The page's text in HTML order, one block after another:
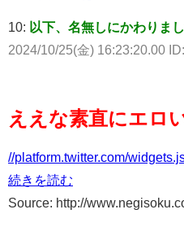
10: 以下、名無しにかわりま
2024/10/25(金) 16:23:20.00
ええな素直にエロ
//platform.twitter.com/
続きを読む
Source: http://